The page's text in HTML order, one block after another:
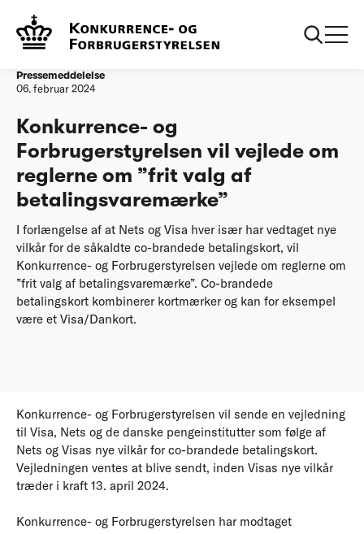
Forside
om ”frit valg af betalingsvaremærke”
Pressemeddelelse
06. februar 2024
Konkurrence- og
Forbrugerstyrelsen vil vejlede om
reglerne om ”frit valg af
betalingsvaremærke”
I forlængelse af at Nets og Visa hver især har vedtaget nye
vilkår for de såkaldte co-brandede betalingskort, vil
Konkurrence- og Forbrugerstyrelsen vejlede om reglerne om
”frit valg af betalingsvaremærke”. Co-brandede
betalingskort kombinerer kortmærker og kan for eksempel
være et Visa/Dankort.
Konkurrence- og Forbrugerstyrelsen vil sende en vejledning
til Visa, Nets og de danske pengeinstitutter som følge af
Nets og Visas nye vilkår for co-brandede betalingskort.
Vejledningen ventes at blive sendt, inden Visas nye vilkår
træder i kraft 13. april 2024.
Konkurrence- og Forbrugerstyrelsen har modtaget